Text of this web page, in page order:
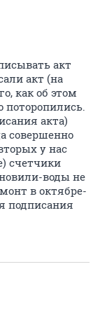
акт
акт (на
как об этом
поторопились.
акта)
совершенно
у нас
счетчики
воды не
в октябре-
подписания